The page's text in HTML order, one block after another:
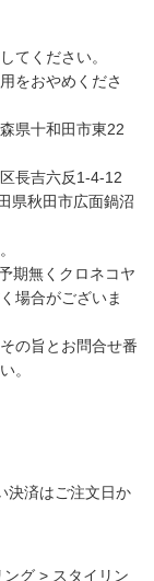
てください。
をおやめくださ
県十和田市東22
長吉六反1-4-12
県秋田市広面鍋沼
期無くクロネコヤ
場合がございま
の旨とお問合せ番
。
決済はご注文日か
ング > スタイリン